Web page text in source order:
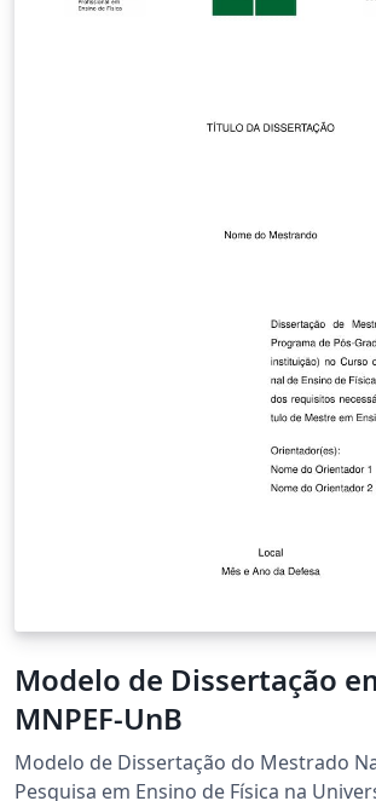
Modelo de Dissertação
MNPEF-UnB
Modelo de Dissertação do Mestrado
Pesquisa em Ensino de Física na